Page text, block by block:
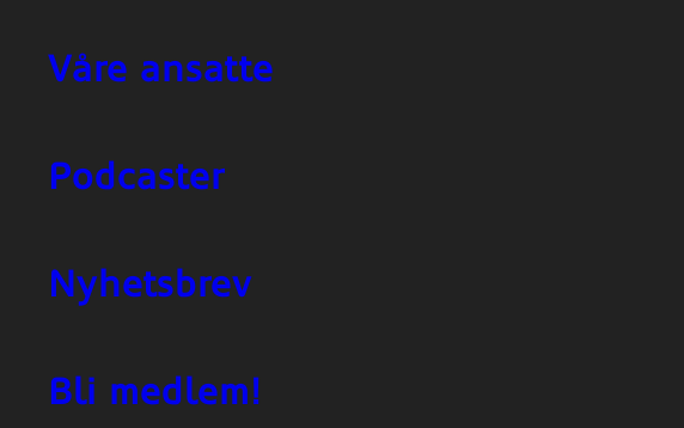
Våre ansatte
Podcaster
Nyhetsbrev
Bli medlem!